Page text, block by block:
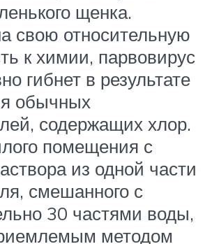
щенка.
свою относительную
к химии, парвовирус
гибнет в результате
обычных
содержащих хлор.
помещения с
из одной части
смешанного с
30 частями воды,
методом